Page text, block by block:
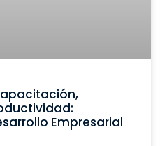
Empresarial